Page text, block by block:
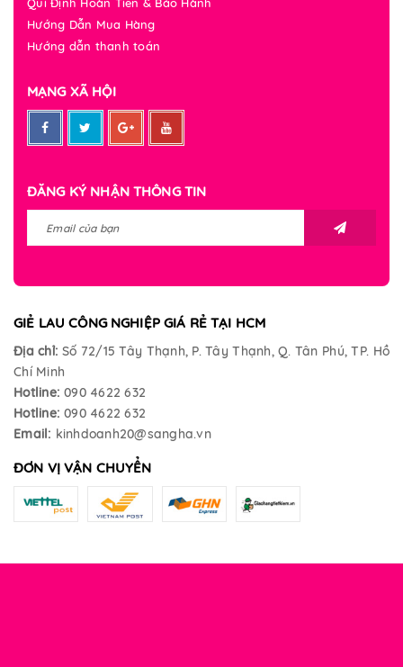
Hướng Dẫn Mua Hàng
Hướng dẫn thanh toán
MẠNG XÃ HỘI
ĐĂNG KÝ NHẬN THÔNG TIN
GIẺ LAU CÔNG NGHIỆP GIÁ RẺ TẠI HCM
Địa chỉ: Số 72/15 Tây Thạnh, P. Tây Thạnh, Q. Tân Phú, TP. Hồ
Chí Minh
Hotline: 090 4622 632
Hotline: 090 4622 632
Email: kinhdoanh20@sangha.vn
ĐƠN VỊ VẬN CHUYỂN